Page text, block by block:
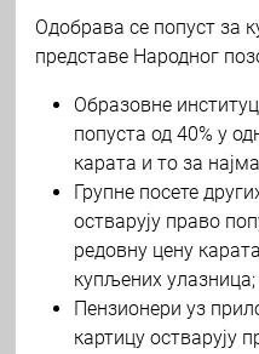
Одобрава се попуст за
представе Народног
Образовне
попуста од 40% у
карата и то за
Групне посете
остварују право
редовну цену
купљених улазница;
Пензионери уз
картицу остварују